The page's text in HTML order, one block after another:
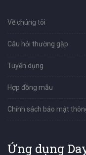
Về chúng tôi
Câu hỏi thường gặp
Tuyển dụng
Hợp đồng mẫu
Chính sách bảo mật
Ứng dụng